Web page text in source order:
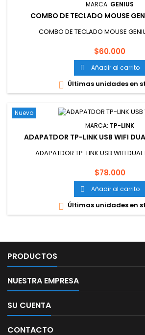
MARCA: GENIUS
COMBO DE TECLADO MOUSE
COMBO DE TECLADO MOUSE
Precio
$60.000
 Añadir al carrito
 Últimas unidades en
Nuevo
MARCA: TP-LINK
ADAPATDOR TP-LINK USB WIFI
ADAPATDOR TP-LINK USB WIFI
Precio
$78.000
 Añadir al carrito
 Últimas unidades en
PRODUCTOS
NUESTRA EMPRESA
SU CUENTA
CONTACTO